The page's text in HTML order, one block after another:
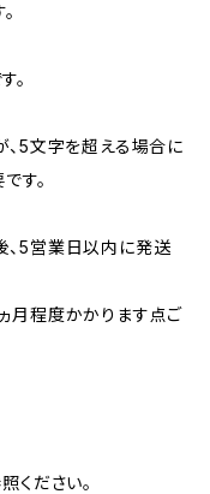
。
5文字を超える場合に
す。
5営業日以内に発送
月程度かかります点ご
ください。